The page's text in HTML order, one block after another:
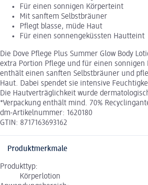
Für einen sonnigen Körperteint
Mit sanftem Selbstbräuner
Pflegt blasse, müde Haut
Für einen sonnengeküssten Hautteint
Die Dove Pflege Plus Summer Glow Body
extra Portion Pflege und für einen sonnigen
enthält einen sanften Selbstbräuner und
Haut. Dabei spendet sie intensive
Die Hautverträglichkeit wurde
*Verpackung enthält mind. 70%
dm-Artikelnummer: 1620180
GTIN: 8717163693162
Produktmerkmale
Produkttyp:
Körperlotion